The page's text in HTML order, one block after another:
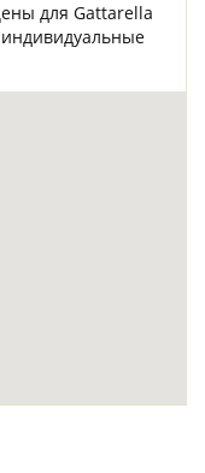
для Gattarella